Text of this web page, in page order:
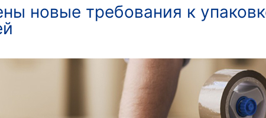
новые требования к